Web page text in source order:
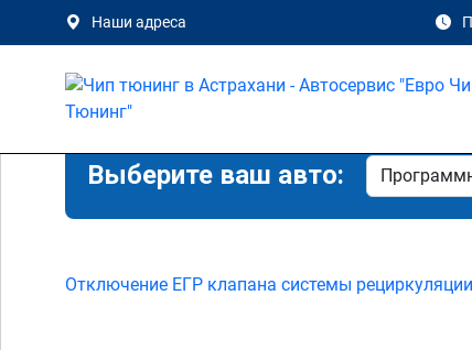
Наши адреса
Выберите ваш авто:
Отключение ЕГР клапана системы